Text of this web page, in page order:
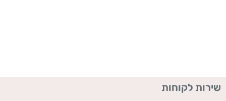
שירות לקוחות